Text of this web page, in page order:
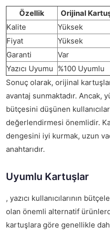
Özellik Orijinal
Kalite
Yüksek
Fiyat
Yüksek
Garanti
Var
Yazıcı Uyumu %100 Uyumlu
Sonuç olarak, orijinal
avantaj sunmaktadır. Ancak,
bütçesini düşünen
değerlendirmesi önemlidir.
dengesini iyi kurmak, uzun
anahtarıdır.
Uyumlu Kartuşlar
, yazıcı kullanıcılarının
olan önemli alternatif
kartuşlara göre genellikle